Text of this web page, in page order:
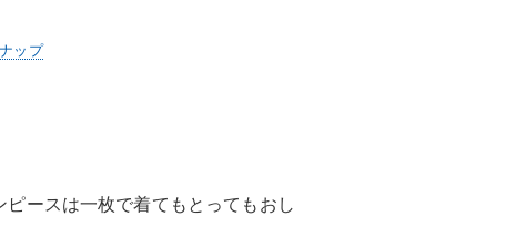
ップ
ースは一枚で着てもとってもおし